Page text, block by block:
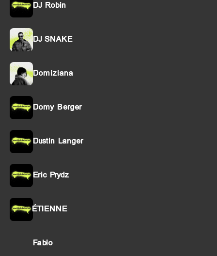
DJ Robin
DJ SNAKE
Domiziana
Domy Berger
Dustin Langer
Eric Prydz
ÉTIENNE
Fablo